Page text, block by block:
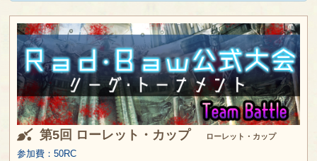
第5回 ローレット・カップ ローレット・カップ
参加費：50RC